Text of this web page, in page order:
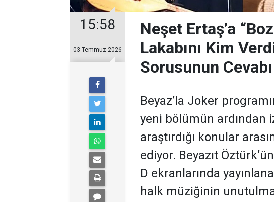
15:58
03 Temmuz 2026
Neşet Ertaş’a
Lakabını Kim
Sorusunun
Beyaz’la Joker
yeni bölümün ardından
araştırdığı konular
ediyor. Beyazıt
D ekranlarında
halk müziğinin